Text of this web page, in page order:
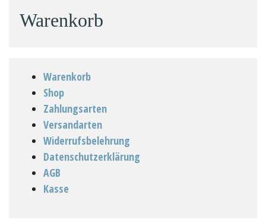
Warenkorb
Warenkorb
Shop
Zahlungsarten
Versandarten
Widerrufsbelehrung
Datenschutzerklärung
AGB
Kasse